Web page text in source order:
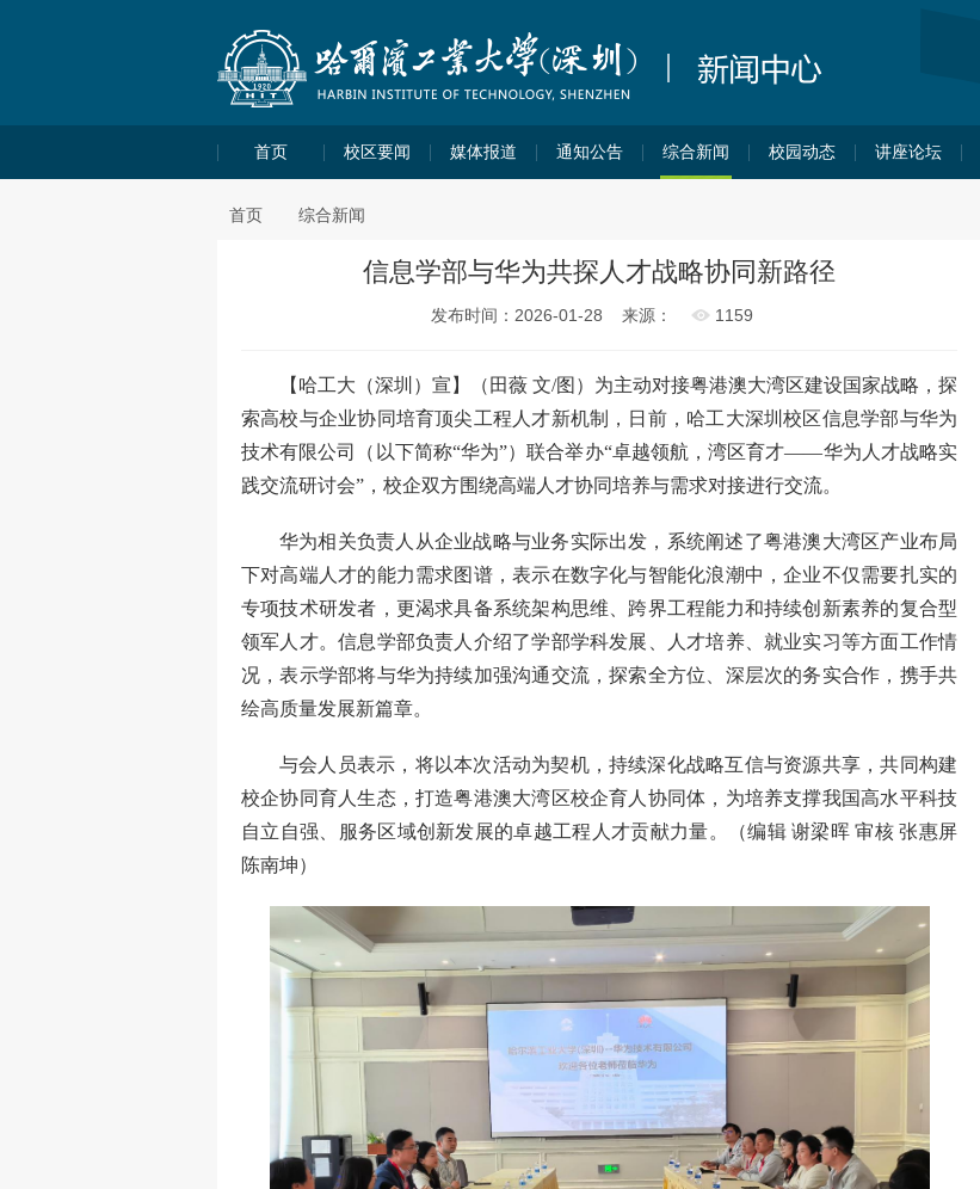
首页 校区要闻 媒体报道 通知公告 综合新闻 校园动态 讲座论坛
首页 综合新闻
信息学部与华为共探人才战略协同新路径
发布时间：2026-01-28 来源： 1159
【哈工大（深圳）宣】（田薇 文/图）为主动对接粤港澳大湾区建设国家战略，探
索高校与企业协同培育顶尖工程人才新机制，日前，哈工大深圳校区信息学部与华为
技术有限公司（以下简称“华为”）联合举办“卓越领航，湾区育才——华为人才战略实
践交流研讨会”，校企双方围绕高端人才协同培养与需求对接进行交流。
华为相关负责人从企业战略与业务实际出发，系统阐述了粤港澳大湾区产业布局
下对高端人才的能力需求图谱，表示在数字化与智能化浪潮中，企业不仅需要扎实的
专项技术研发者，更渴求具备系统架构思维、跨界工程能力和持续创新素养的复合型
领军人才。信息学部负责人介绍了学部学科发展、人才培养、就业实习等方面工作情
况，表示学部将与华为持续加强沟通交流，探索全方位、深层次的务实合作，携手共
绘高质量发展新篇章。
与会人员表示，将以本次活动为契机，持续深化战略互信与资源共享，共同构建
校企协同育人生态，打造粤港澳大湾区校企育人协同体，为培养支撑我国高水平科技
自立自强、服务区域创新发展的卓越工程人才贡献力量。（编辑 谢梁晖 审核 张惠屏
陈南坤）
百万英才汇南粤！大湾区双选会为深圳校区
“我为荔园献一策”第四期活动举办 校区领导